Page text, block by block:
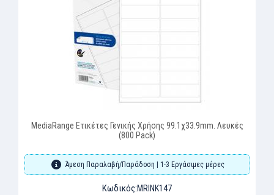
MediaRange Ετικέτες Γενικής Χρήσης 99.1χ33.9mm. Λευκές
(800 Pack)
Άμεση Παραλαβή/Παράδοση | 1-3 Εργάσιμες μέρες
Κωδικός:MRINK147